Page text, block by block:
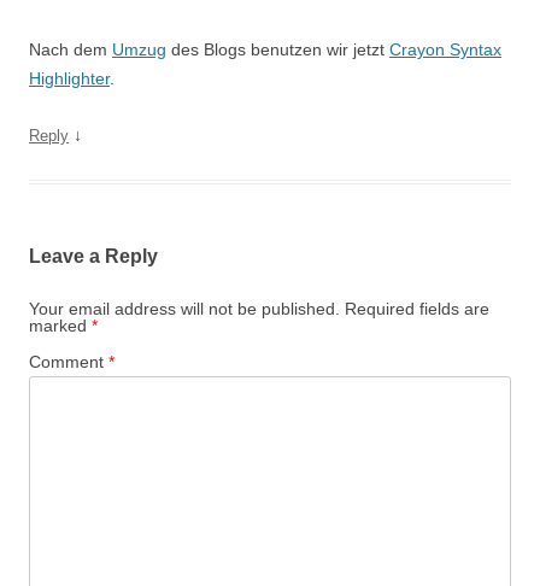
Nach dem Umzug des Blogs benutzen wir jetzt Crayon Syntax
Highlighter.
Reply ↓
Leave a Reply
Your email address will not be published.
Required fields are
marked *
Comment *